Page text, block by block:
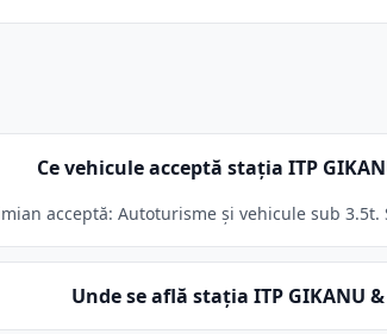
Ce vehicule acceptă stația ITP
acceptă: Autoturisme și vehicule sub
Unde se află stația ITP GIKANU &